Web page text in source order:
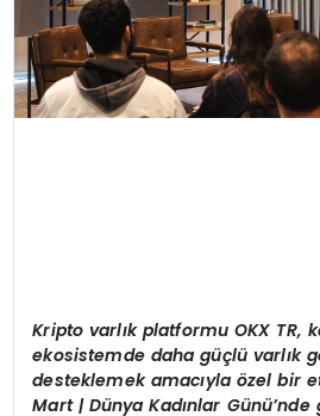
Kripto varlık platformu OKX TR,
ekosistemde daha güçlü varlık g
desteklemek amacıyla özel bir
Mart | Dünya Kadınlar